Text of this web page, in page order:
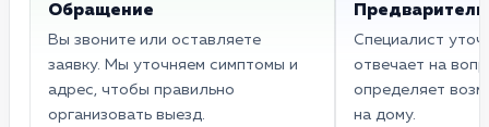
Обращение
Вы звоните или оставляете
заявку. Мы уточняем симптомы и
адрес, чтобы правильно
организовать выезд.
Специалист
отвечает на
определяет
на дому.